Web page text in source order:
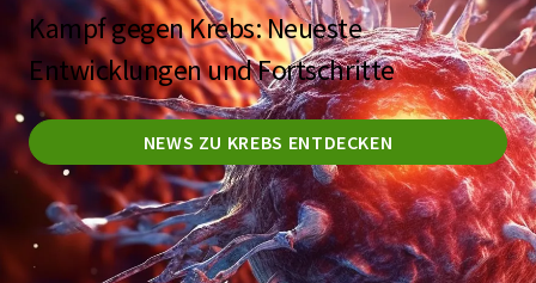
Kampf gegen Krebs: Neueste
Entwicklungen und Fortschritte
NEWS ZU KREBS ENTDECKEN